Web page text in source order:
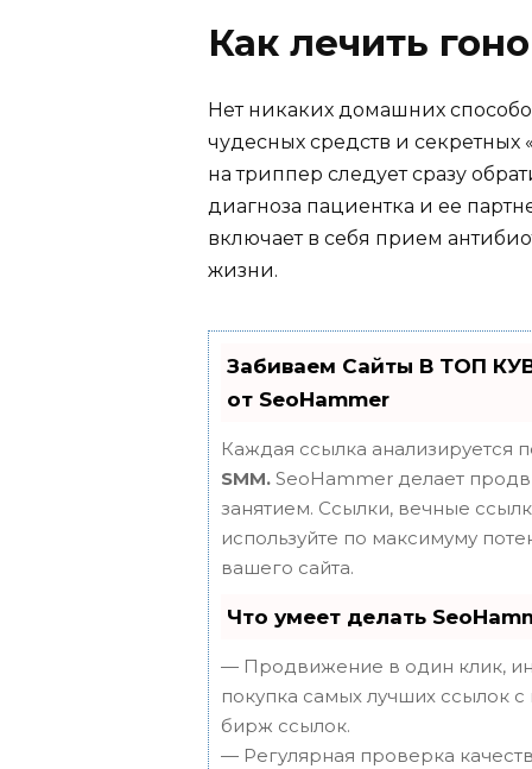
Как лечить
Нет никаких домашних
чудесных средств и
на триппер следует сразу
диагноза пациентка и ее
включает в себя прием
жизни.
Забиваем Сайты В ТОП
от SeoHammer
Каждая ссылка анализируется
SMM. SeoHammer делает
занятием. Ссылки, вечные
используйте по максимуму
вашего сайта.
Что умеет делать
— Продвижение в один клик,
покупка самых лучших ссылок
бирж ссылок.
— Регулярная проверка